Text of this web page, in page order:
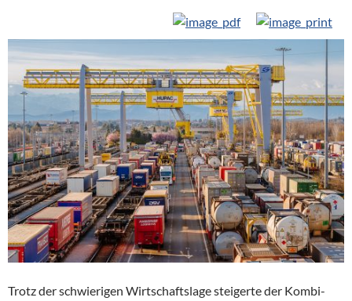
Trotz der schwierigen Wirtschaftslage steigerte der Kombi-